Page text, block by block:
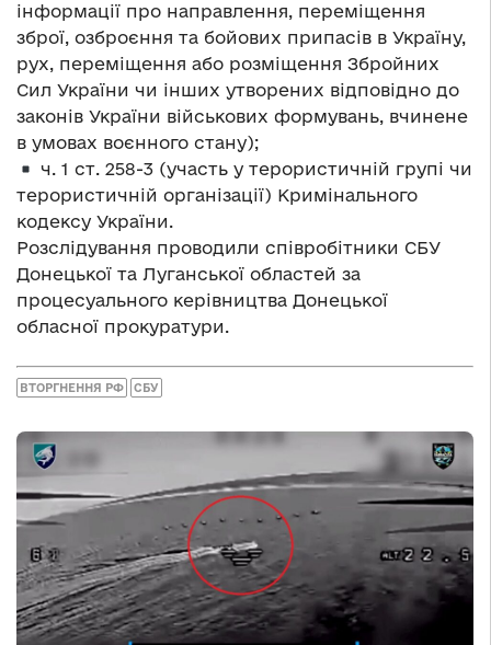
інформації про направлення, переміщення
зброї, озброєння та бойових припасів в Україну,
рух, переміщення або розміщення Збройних
Сил України чи інших утворених відповідно до
законів України військових формувань, вчинене
в умовах воєнного стану);
ч. 1 ст. 258-3 (участь у терористичній групі чи
терористичній організації) Кримінального
кодексу України.
Розслідування проводили співробітники СБУ
Донецької та Луганської областей за
процесуального керівництва Донецької
обласної прокуратури.
ВТОРГНЕННЯ РФ СБУ